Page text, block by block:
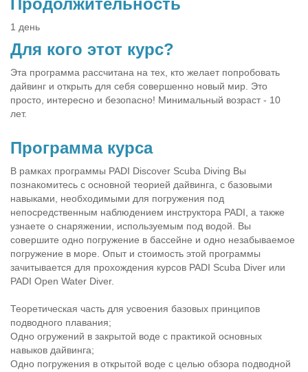
1 день
Для кого этот курс?
Эта программа рассчитана на тех, кто желает попробовать
дайвинг и открыть для себя совершенно новый мир. Это
просто, интересно и безопасно! Минимальный возраст - 10
лет.
Программа курса
В рамках программы PADI Discover Scuba Diving Вы
познакомитесь с основной теорией дайвинга, с базовыми
навыками, необходимыми для погружения под
непосредственным наблюдением инструктора PADI, а также
узнаете о снаряжении, используемым под водой. Вы
совершите одно погружение в бассейне и одно незабываемое
погружение в море. Опыт и стоимость этой программы
зачитывается для прохождения курсов PADI Scuba Diver или
PADI Open Water Diver.
Теоретическая часть для усвоения базовых принципов
подводного плавания;
Одно огружений в закрытой воде с практикой основных
навыков дайвинга;
Одно погружения в открытой воде с целью обзора подводной